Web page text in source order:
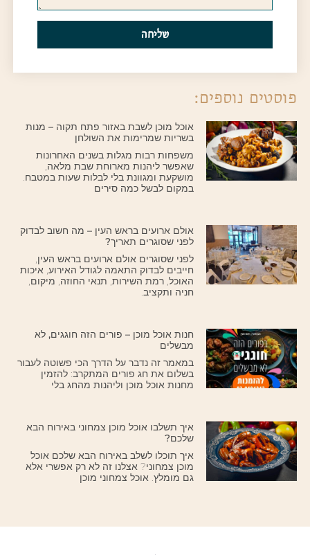
שליחה
פוסטים נוספים:
אוכל מוכן לשבת באזור פתח תקוה – מנות
בשריות שמרימות את השולחן
משפחות רבות מגלות בשנים האחרונות
שאפשר ליהנות מארוחת שבת מלאה,
מושקעת ומגוונת בלי לבלות שעות במטבח.
במקום לבשל כמה סירים
אולם ארועים בראש העין – מה חשוב לבדוק
לפני שסוגרים תאריך?
לפני שסוגרים אולם ארועים בראש העין,
חייבים לבדוק התאמה לגודל האירוע, איכות
האוכל, רמת השירות, תנאי החוזה, מיקום,
חניה ותקציב.
חנות אוכל מוכן – פורים הזה חוגגים, לא
מבשלים
במאמר זה נדבר על הדרך הכי פשוטה לעבור
בשלום את חג פורים המתקרב: להזמין
מחנות אוכל מוכן וליהנות מהחג בלי
איך תשלבו אוכל מוכן צמחוני באירוח הבא
שלכם?
איך תוכלו לשלב באירוח הבא שלכם אוכל
מוכן צמחוני? אצלנו זה לא רק אפשרי אלא
גם מומלץ. אוכל צמחוני מוכן